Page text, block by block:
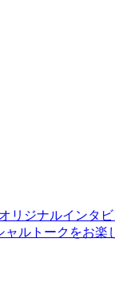
ジナルインタ
ルトークをお楽